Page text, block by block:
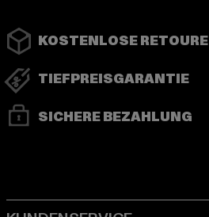
KOSTENLOSE RETOURE
TIEFPREISGARANTIE
SICHERE BEZAHLUNG